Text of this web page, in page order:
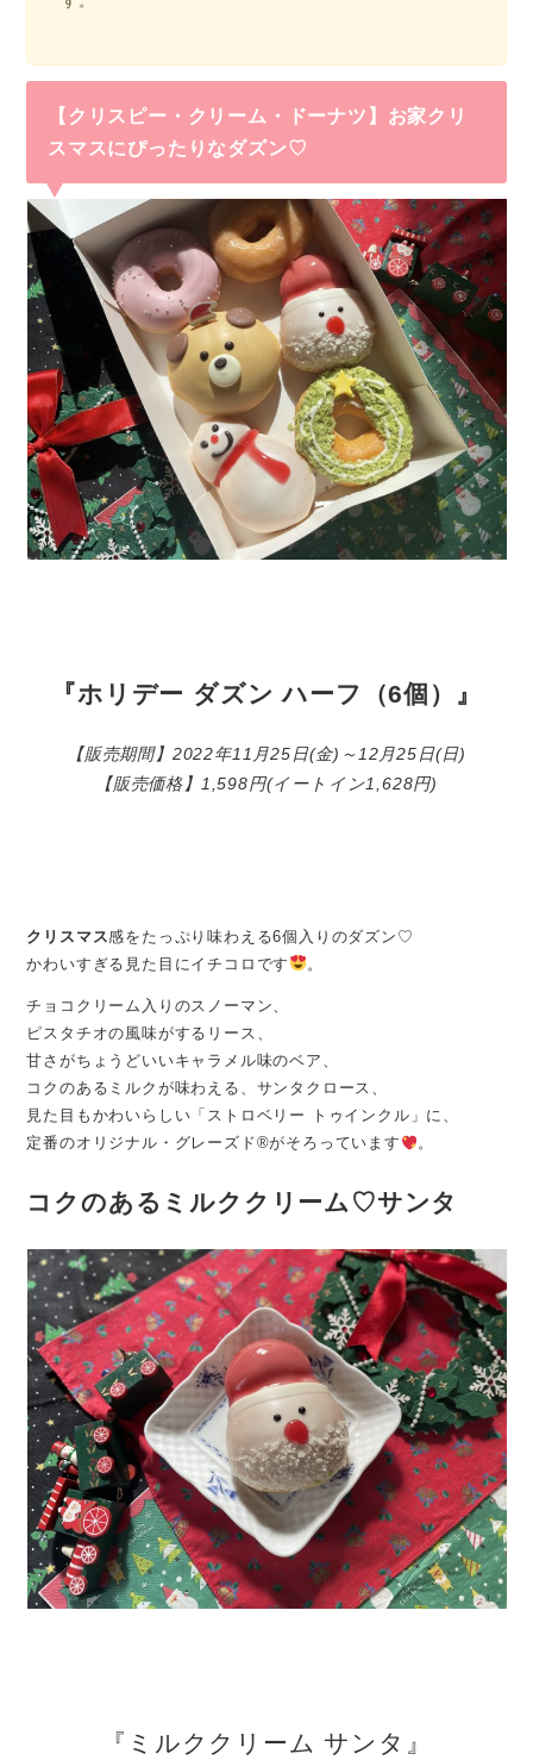
【クリスピー・クリーム・ドーナツ】お家クリ
スマスにぴったりなダズン♡
『ホリデー ダズン ハーフ（6個）』
【販売期間】2022年11月25日(金)～12月25日(日)
【販売価格】1,598円(イートイン1,628円)
クリスマス感をたっぷり味わえる6個入りのダズン♡
かわいすぎる見た目にイチコロです
。
チョコクリーム入りのスノーマン、
ピスタチオの風味がするリース、
甘さがちょうどいいキャラメル味のベア、
コクのあるミルクが味わえる、サンタクロース、
見た目もかわいらしい「ストロベリー トゥインクル」に、
定番のオリジナル・グレーズド®がそろっています
。
コクのあるミルククリーム♡サンタ
『ミルククリーム サンタ』